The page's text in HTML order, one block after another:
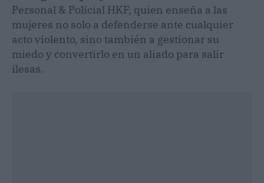
Personal & Policial HKF, quien enseña a las
mujeres no solo a defenderse ante cualquier
acto violento, sino también a gestionar su
miedo y convertirlo en un aliado para salir
ilesas.